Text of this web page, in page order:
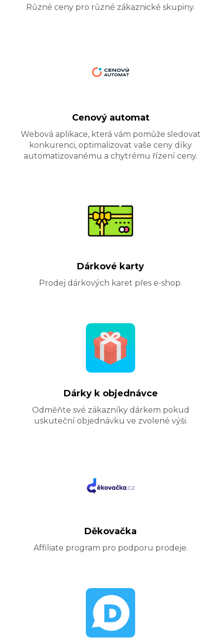
Různé ceny pro různé zákaznické skupiny.
Cenový automat
Webová aplikace, která vám pomůže sledovat
konkurenci, optimalizovat vaše ceny díky
automatizovanému a chytrému řízení ceny.
Dárkové karty
Prodej dárkových karet přes e-shop.
Dárky k objednávce
Odměňte své zákazníky dárkem pokud
uskuteční objednávku ve zvolené výši.
Děkovačka
Affiliate program pro podporu prodeje.